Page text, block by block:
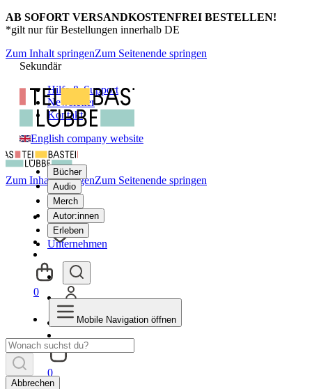
AB SOFORT VERSANDKOSTENFREI BESTELLEN!
*gilt nur für Bestellungen innerhalb DE
Zum Inhalt springenZum Seitenende springen
Sekundär
Hilfe & Support
Newsletter
Kontakt
English company website
Bücher
Audio
Merch
Autor:innen
Erleben
Unternehmen
0
Zum Inhalt springenZum Seitenende springen
0
Mobile Navigation öffnen
Abbrechen